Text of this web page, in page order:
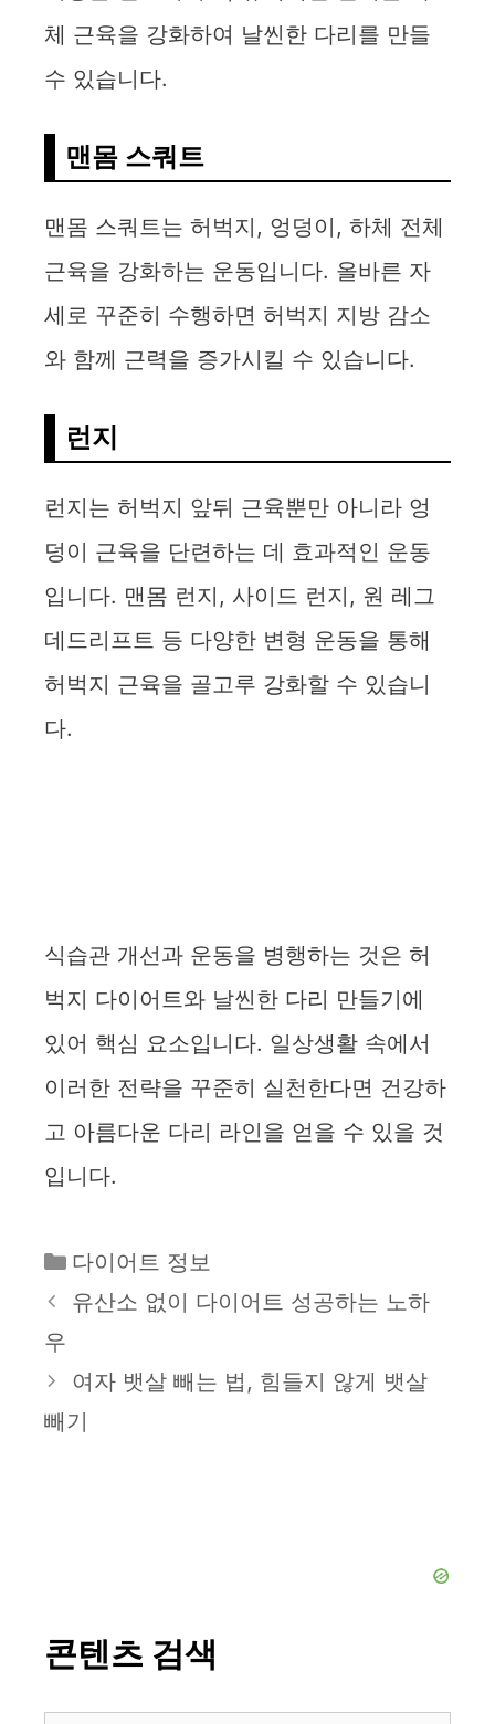
체 근육을 강화하여 날씬한 다리를 만들
수 있습니다.
맨몸 스쿼트
맨몸 스쿼트는 허벅지, 엉덩이, 하체 전체
근육을 강화하는 운동입니다. 올바른 자
세로 꾸준히 수행하면 허벅지 지방 감소
와 함께 근력을 증가시킬 수 있습니다.
런지
런지는 허벅지 앞뒤 근육뿐만 아니라 엉
덩이 근육을 단련하는 데 효과적인 운동
입니다. 맨몸 런지, 사이드 런지, 원 레그
데드리프트 등 다양한 변형 운동을 통해
허벅지 근육을 골고루 강화할 수 있습니
다.
식습관 개선과 운동을 병행하는 것은 허
벅지 다이어트와 날씬한 다리 만들기에
있어 핵심 요소입니다. 일상생활 속에서
이러한 전략을 꾸준히 실천한다면 건강하
고 아름다운 다리 라인을 얻을 수 있을 것
입니다.
카
테
다이어트 정보
유산소 없이 다이어트 성공하는 노하
우
여자 뱃살 빼는 법, 힘들지 않게 뱃살
빼기
콘텐츠 검색